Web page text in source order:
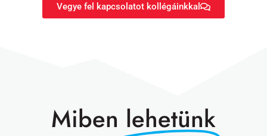
Vegye fel kapcsolatot kollégáinkkal
Miben lehetünk